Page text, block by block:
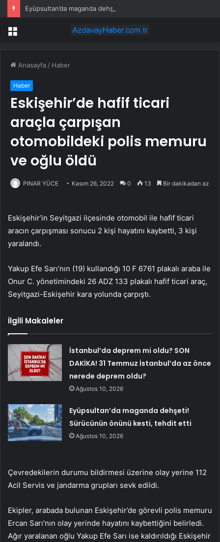
Menü
Anasayfa / Haber
Haber
Eskişehir’de hafif ticari
araçla çarpışan
otomobildeki polis memuru
ve oğlu öldü
PINAR YÜCE Kasım 26, 2022 0 13 Bir dakikadan az
Eskişehir’in Seyitgazi ilçesinde otomobil ile hafif ticari
aracın çarpışması sonucu 2 kişi hayatını kaybetti, 3 kişi
yaralandı.
Yakup Efe Sarı’nın (19) kullandığı 10 F 6761 plakalı araba ile
Onur C. yönetimindeki 26 ADZ 133 plakalı hafif ticari araç,
Seyitgazi-Eskişehir kara yolunda çarpıştı.
İlgili Makaleler
İstanbul’da deprem mi oldu? SON
DAKİKA! 31 Temmuz İstanbul’da az önce
nerede deprem oldu?
Ağustos 10, 2026
Eyüpsultan’da maganda dehşeti!
Sürücünün önünü kesti, tehdit etti
Ağustos 10, 2026
Çevredekilerin durumu bildirmesi üzerine olay yerine 112
Acil Servis ve jandarma grupları sevk edildi.
Ekipler, arabada bulunan Eskişehir’de görevli polis memuru
Ercan Sarı’nın olay yerinde hayatını kaybettiğini belirledi.
Ağır yaralanan oğlu Yakup Efe Sarı ise kaldırıldığı Eskişehir